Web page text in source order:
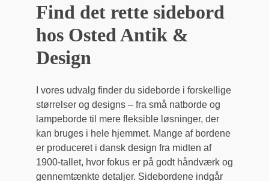
Find det rette sidebord
hos Osted Antik &
Design
I vores udvalg finder du sideborde i forskellige
størrelser og designs – fra små natborde og
lampeborde til mere fleksible løsninger, der
kan bruges i hele hjemmet. Mange af bordene
er produceret i dansk design fra midten af
1900-tallet, hvor fokus er på godt håndværk og
gennemtænkte detaljer. Sidebordene indgår